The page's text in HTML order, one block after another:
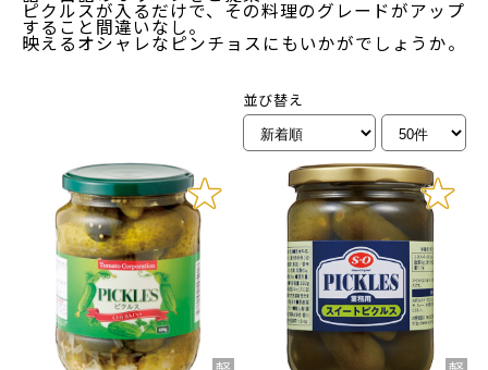
ピクルスが入るだけで、その料理のグレードがアップ
すること間違いなし。
映えるオシャレなピンチョスにもいかがでしょうか。
並び替え